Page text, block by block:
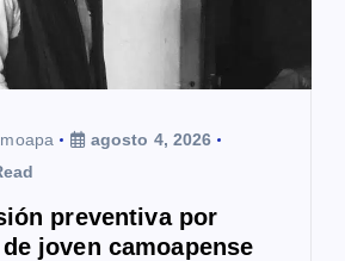
agosto 4, 2026
preventiva por
joven camoapense